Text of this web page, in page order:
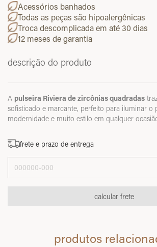
Acessórios banhados
Todas as peças são hipoalergênicas
Troca descomplicada em até 30 dias
12 meses de garantia
descrição do produto
A pulseira Riviera de zircônias quadradas
sofisticado e marcante, perfeito para iluminar o
modernidade e muito estilo em qualquer
frete e prazo de entrega
Entregas para o CEP:
calcular frete
produtos